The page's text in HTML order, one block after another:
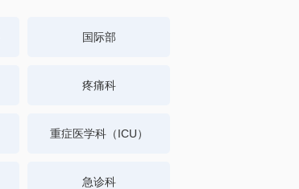
国际部
疼痛科
重症医学科（ICU）
急诊科